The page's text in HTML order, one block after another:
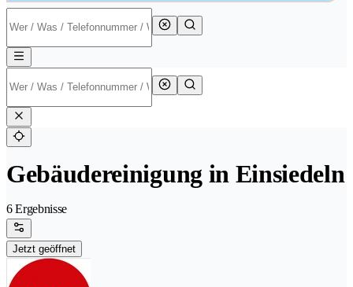
Gebäudereinigung in Einsiedeln
6 Ergebnisse
Jetzt geöffnet